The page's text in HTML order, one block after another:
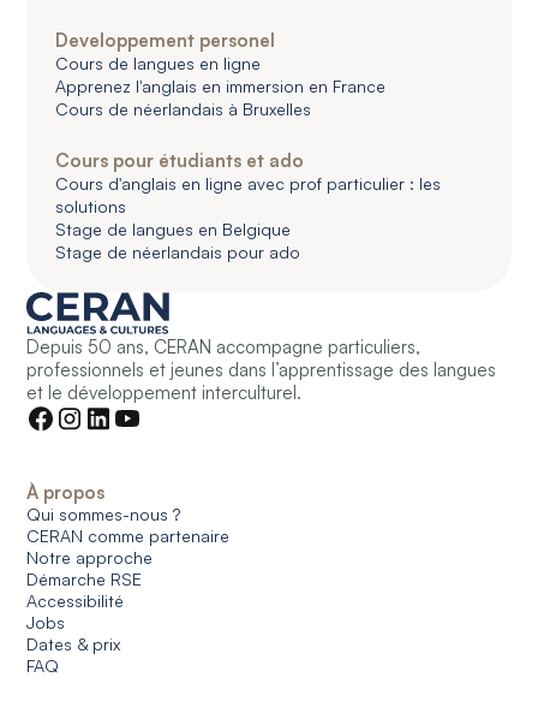
Developpement personel
Cours de langues en ligne
Apprenez l'anglais en immersion en France
Cours de néerlandais à Bruxelles
Cours pour étudiants et ado
Cours d'anglais en ligne avec prof particulier : les
solutions
Stage de langues en Belgique
Stage de néerlandais pour ado
Depuis 50 ans, CERAN accompagne particuliers,
professionnels et jeunes dans l’apprentissage des langues
et le développement interculturel.
À propos
Qui sommes-nous ?
CERAN comme partenaire
Notre approche
Démarche RSE
Accessibilité
Jobs
Dates & prix
FAQ